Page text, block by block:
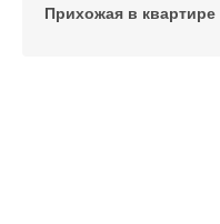
Прихожая в квартире